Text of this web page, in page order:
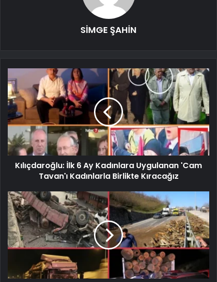
SİMGE ŞAHİN
Kılıçdaroğlu: İlk 6 Ay Kadınlara Uygulanan 'Cam
Tavan'ı Kadınlarla Birlikte Kıracağız